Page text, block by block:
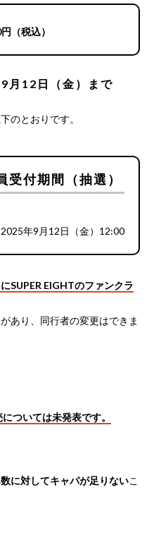
（税込）
月12日（金）まで
のとおりです。
受付期間（抽選）
年9月12日（金）12:00
SUPER EIGHTのファンクラ
あり、同行者の変更はできま
ついては未発表です。
に対してキャパが足りないこ